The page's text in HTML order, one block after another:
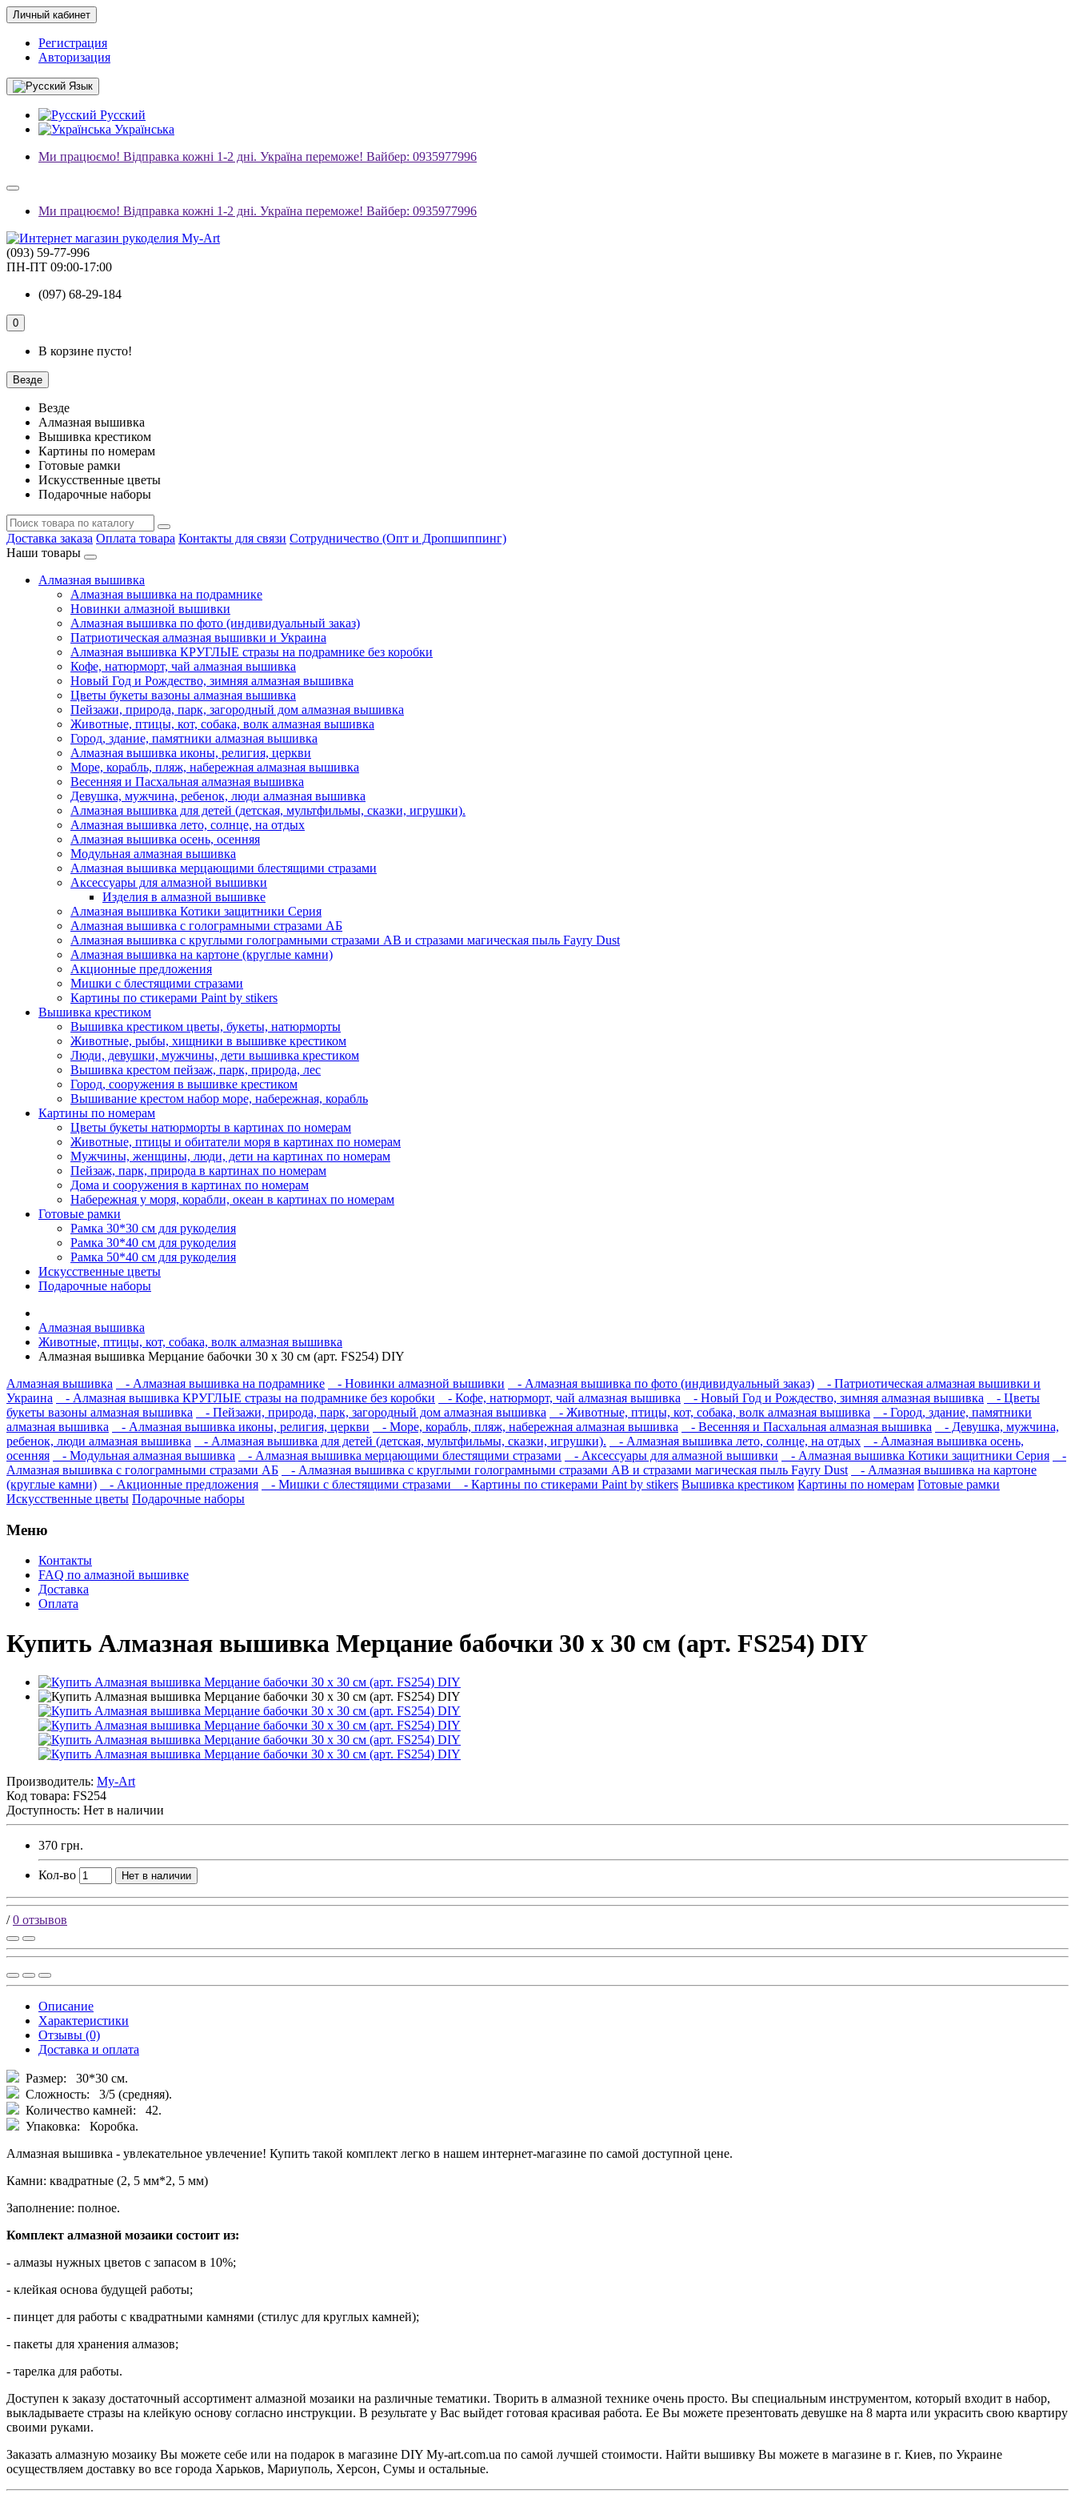
Личный кабинет
Регистрация
Авторизация
Язык
Русский
Українська
Ми працюємо! Відправка кожні 1-2 дні. Україна переможе! Вайбер: 0935977996
Ми працюємо! Відправка кожні 1-2 дні. Україна переможе! Вайбер: 0935977996
(093) 59-77-996
ПН-ПТ 09:00-17:00
(097) 68-29-184
0
В корзине пусто!
Везде
Везде
Алмазная вышивка
Вышивка крестиком
Картины по номерам
Готовые рамки
Искусственные цветы
Подарочные наборы
Доставка заказа Оплата товара Контакты для связи Сотрудничество (Опт и Дропшиппинг)
Наши товары
Алмазная вышивка
Алмазная вышивка на подрамнике
Новинки алмазной вышивки
Алмазная вышивка по фото (индивидуальный заказ)
Патриотическая алмазная вышивки и Украина
Алмазная вышивка КРУГЛЫЕ стразы на подрамнике без коробки
Кофе, натюрморт, чай алмазная вышивка
Новый Год и Рождество, зимняя алмазная вышивка
Цветы букеты вазоны алмазная вышивка
Пейзажи, природа, парк, загородный дом алмазная вышивка
Животные, птицы, кот, собака, волк алмазная вышивка
Город, здание, памятники алмазная вышивка
Алмазная вышивка иконы, религия, церкви
Море, корабль, пляж, набережная алмазная вышивка
Весенняя и Пасхальная алмазная вышивка
Девушка, мужчина, ребенок, люди алмазная вышивка
Алмазная вышивка для детей (детская, мультфильмы, сказки, игрушки).
Алмазная вышивка лето, солнце, на отдых
Алмазная вышивка осень, осенняя
Модульная алмазная вышивка
Алмазная вышивка мерцающими блестящими стразами
Аксессуары для алмазной вышивки
Изделия в алмазной вышивке
Алмазная вышивка Котики защитники Серия
Алмазная вышивка с голограмными стразами АБ
Алмазная вышивка с круглыми голограмными стразами AB и стразами магическая пыль Fayry Dust
Алмазная вышивка на картоне (круглые камни)
Акционные предложения
Мишки с блестящими стразами
Картины по стикерами Paint by stikers
Вышивка крестиком
Вышивка крестиком цветы, букеты, натюрморты
Животные, рыбы, хищники в вышивке крестиком
Люди, девушки, мужчины, дети вышивка крестиком
Вышивка крестом пейзаж, парк, природа, лес
Город, сооружения в вышивке крестиком
Вышивание крестом набор море, набережная, корабль
Картины по номерам
Цветы букеты натюрморты в картинах по номерам
Животные, птицы и обитатели моря в картинах по номерам
Мужчины, женщины, люди, дети на картинах по номерам
Пейзаж, парк, природа в картинах по номерам
Дома и сооружения в картинах по номерам
Набережная у моря, корабли, океан в картинах по номерам
Готовые рамки
Рамка 30*30 см для рукоделия
Рамка 30*40 см для рукоделия
Рамка 50*40 см для рукоделия
Искусственные цветы
Подарочные наборы
Алмазная вышивка
Животные, птицы, кот, собака, волк алмазная вышивка
Алмазная вышивка Мерцание бабочки 30 х 30 см (арт. FS254) DIY
Алмазная вышивка
- Алмазная вышивка на подрамнике - Новинки алмазной вышивки - Алмазная вышивка по фото (индивидуальный заказ)
- Патриотическая алмазная вышивки и
Украина
- Алмазная вышивка КРУГЛЫЕ стразы на подрамнике без коробки - Кофе, натюрморт, чай алмазная вышивка - Новый Год и Рождество, зимняя алмазная вышивка
- Цветы
букеты вазоны алмазная вышивка
- Пейзажи, природа, парк, загородный дом алмазная вышивка - Животные, птицы, кот, собака, волк алмазная вышивка
- Город, здание, памятники
алмазная вышивка
- Алмазная вышивка иконы, религия, церкви - Море, корабль, пляж, набережная алмазная вышивка - Весенняя и Пасхальная алмазная вышивка
- Девушка, мужчина,
ребенок, люди алмазная вышивка
- Алмазная вышивка для детей (детская, мультфильмы, сказки, игрушки). - Алмазная вышивка лето, солнце, на отдых
- Алмазная вышивка осень,
осенняя
- Модульная алмазная вышивка - Алмазная вышивка мерцающими блестящими стразами - Аксессуары для алмазной вышивки - Алмазная вышивка Котики защитники Серия
-
Алмазная вышивка с голограмными стразами АБ
- Алмазная вышивка с круглыми голограмными стразами AB и стразами магическая пыль Fayry Dust
- Алмазная вышивка на картоне
(круглые камни)
- Акционные предложения - Мишки с блестящими стразами - Картины по стикерами Paint by stikers Вышивка крестиком Картины по номерам Готовые рамки
Искусственные цветы Подарочные наборы
Меню
Контакты
FAQ по алмазной вышивке
Доставка
Оплата
Купить Алмазная вышивка Мерцание бабочки 30 х 30 см (арт. FS254) DIY
Производитель: My-Art
Код товара: FS254
Доступность: Нет в наличии
370 грн.
Кол-во Нет в наличии
/0 отзывов
Описание
Характеристики
Отзывы (0)
Доставка и оплата
Размер: 30*30 см.
Сложность: 3/5 (средняя).
Количество камней: 42.
Упаковка: Коробка.
Алмазная вышивка - увлекательное увлечение! Купить такой комплект легко в нашем интернет-магазине по самой доступной цене.
Камни: квадратные (2, 5 мм*2, 5 мм)
Заполнение: полное.
Комплект алмазной мозаики состоит из:
- алмазы нужных цветов с запасом в 10%;
- клейкая основа будущей работы;
- пинцет для работы с квадратными камнями (стилус для круглых камней);
- пакеты для хранения алмазов;
- тарелка для работы.
Доступен к заказу достаточный ассортимент алмазной мозаики на различные тематики. Творить в алмазной технике очень просто. Вы специальным инструментом, который входит в набор,
выкладываете стразы на клейкую основу согласно инструкции. В результате у Вас выйдет готовая красивая работа. Ее Вы можете презентовать девушке на 8 марта или украсить свою квартиру
своими руками.
Заказать алмазную мозаику Вы можете себе или на подарок в магазине DIY My-art.com.ua по самой лучшей стоимости. Найти вышивку Вы можете в магазине в г. Киев, по Украине
осуществляем доставку во все города Харьков, Мариуполь, Херсон, Сумы и остальные.